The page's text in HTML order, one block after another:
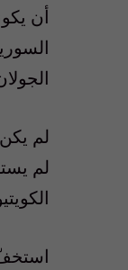
أن
لم
لم
استخفّ